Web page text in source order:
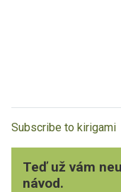
Subscribe to kirigami
Teď už vám
návod.